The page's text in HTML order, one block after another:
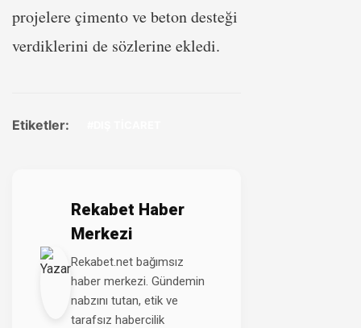
projelere çimento ve beton desteği
verdiklerini de sözlerine ekledi.
Etiketler:
Rekabet Haber
Merkezi
Rekabet.net bağımsız
haber merkezi. Gündemin
nabzını tutan, etik ve
tarafsız habercilik